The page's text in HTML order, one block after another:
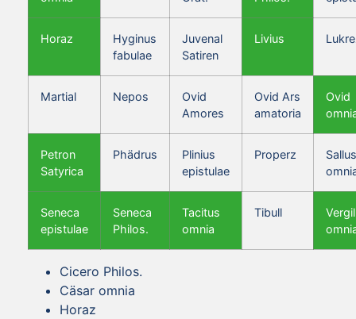
Horaz
Hyginus
fabulae
Juvenal
Satiren
Livius
Martial Nepos
Ovid
Amores
Ovid Ars
amatoria
Ovid
Petron
Satyrica
Phädrus
Plinius
epistulae
Properz
Seneca
epistulae
Seneca
Philos.
Tacitus
omnia
Tibull
Vergil
Cicero Philos.
Cäsar omnia
Horaz